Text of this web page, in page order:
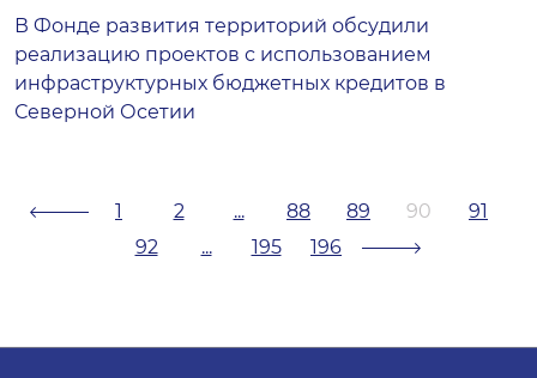
В Фонде развития территорий обсудили
реализацию проектов с использованием
инфраструктурных бюджетных кредитов в
Северной Осетии
1 2 ... 88 89 90
91
92
... 195 196